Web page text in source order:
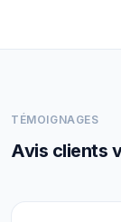
TÉMOIGNAGES
Avis clients